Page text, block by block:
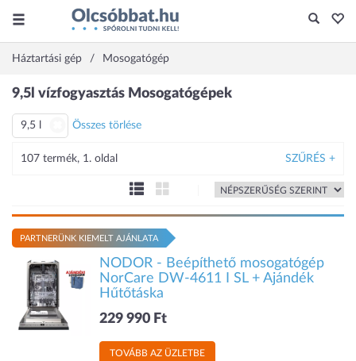
Háztartási gép Mosogatógép
9,5l vízfogyasztás Mosogatógépek
9,5 l Összes törlése
107 termék, 1. oldal SZŰRÉS +
PARTNERÜNK KIEMELT AJÁNLATA
NODOR - Beépíthető mosogatógép
NorCare DW-4611 I SL + Ajándék
Hűtőtáska
229 990 Ft
TOVÁBB AZ ÜZLETBE